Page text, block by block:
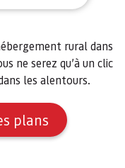
rural dans
ne serez qu’à un clic
les alentours.
plans